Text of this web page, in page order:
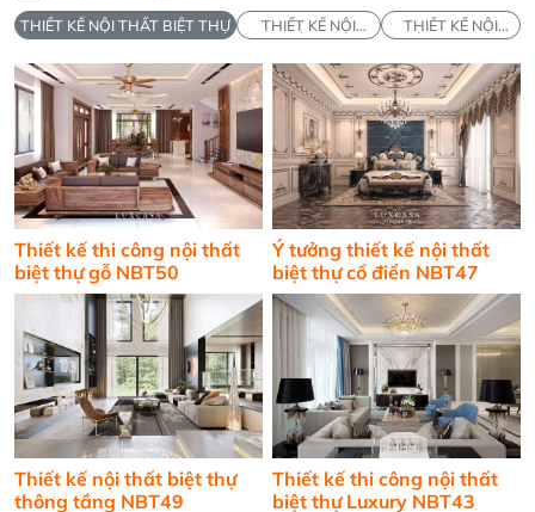
THIẾT KẾ NỘI THẤT BIỆT THỰ
THIẾT KẾ NỘI
THẤT VĂN
THIẾT KẾ NỘI
THẤT CHUNG CƯ
Thiết kế thi công nội thất
biệt thự gỗ NBT50
Ý tưởng thiết kế nội thất
biệt thự cổ điển NBT47
Thiết kế nội thất biệt thự
thông tầng NBT49
Thiết kế thi công nội thất
biệt thự Luxury NBT43